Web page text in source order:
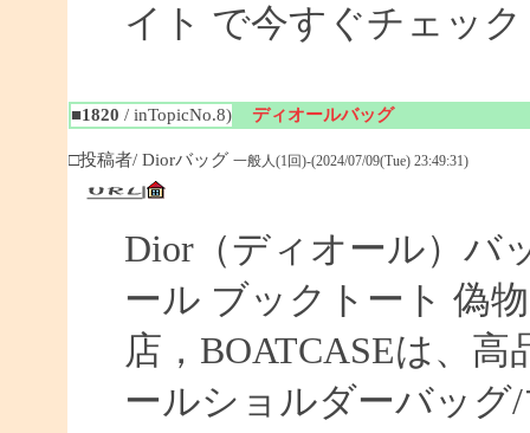
イト で今すぐチェック
■1820 / inTopicNo.8) ディオールバッグ
□投稿者/ Diorバッグ 一般人(1回)-(2024/07/09(Tue) 23:49:31)
Dior（ディオール）バ
ール ブックトート 偽
店，BOATCASEは、
ールショルダーバッ